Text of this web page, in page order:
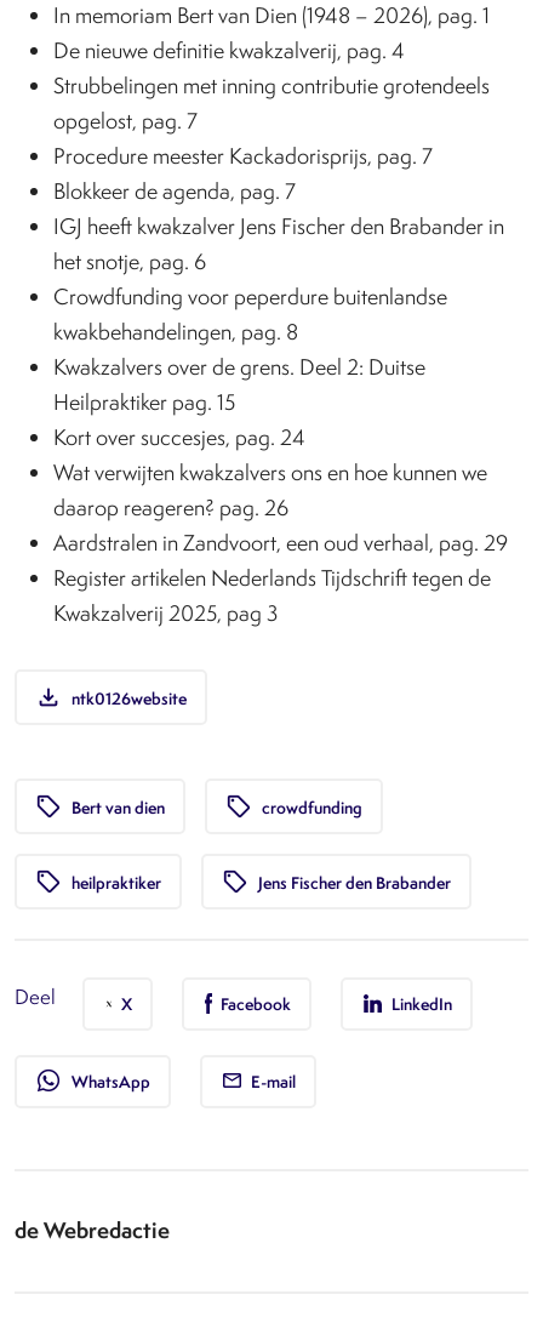
In memoriam Bert van Dien (1948 – 2026), pag. 1
De nieuwe definitie kwakzalverij, pag. 4
Strubbelingen met inning contributie grotendeels
opgelost, pag. 7
Procedure meester Kackadorisprijs, pag. 7
Blokkeer de agenda, pag. 7
IGJ heeft kwakzalver Jens Fischer den Brabander in
het snotje, pag. 6
Crowdfunding voor peperdure buitenlandse
kwakbehandelingen, pag. 8
Kwakzalvers over de grens. Deel 2: Duitse
Heilpraktiker pag. 15
Kort over succesjes, pag. 24
Wat verwijten kwakzalvers ons en hoe kunnen we
daarop reageren? pag. 26
Aardstralen in Zandvoort, een oud verhaal, pag. 29
Register artikelen Nederlands Tijdschrift tegen de
Kwakzalverij 2025, pag 3
file_download ntk0126website
local_offer Bert van dien local_offer crowdfunding
local_offer heilpraktiker local_offer Jens Fischer den Brabander
Deel X Facebook LinkedIn
whatsapp WhatsApp E-mail
de Webredactie